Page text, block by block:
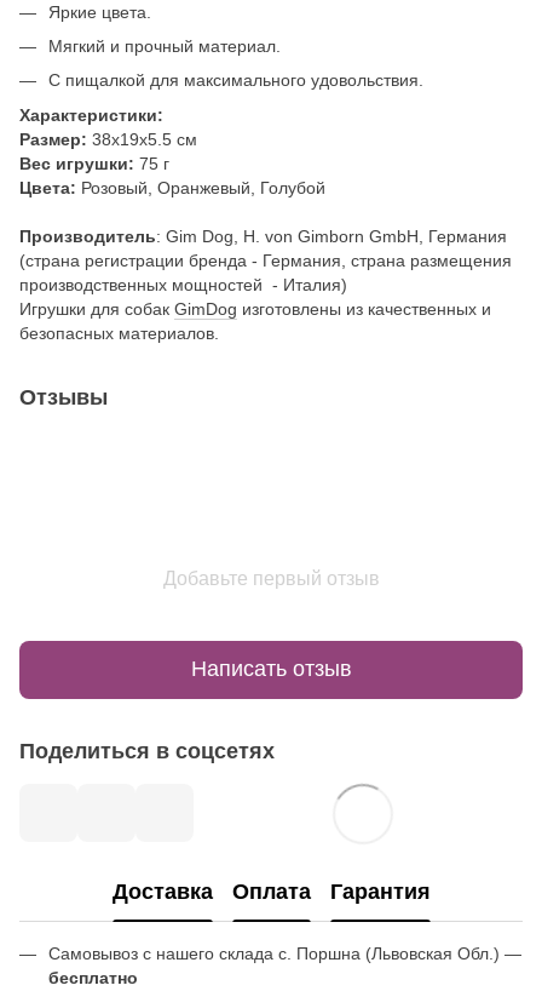
Яркие цвета.
Мягкий и прочный материал.
С пищалкой для максимального удовольствия.
Характеристики:
Размер: 38х19х5.5 см
Вес игрушки: 75 г
Цвета: Розовый, Оранжевый, Голубой
Производитель: Gim Dog, H. von Gimborn GmbH, Германия
(страна регистрации бренда - Германия, страна размещения
производственных мощностей - Италия)
Игрушки для собак GimDog изготовлены из качественных и
безопасных материалов.
Отзывы
Добавьте первый отзыв
Написать отзыв
Поделиться в соцсетях
Доставка Оплата Гарантия
Самовывоз с нашего склада с. Поршна (Львовская Обл.) —
бесплатно